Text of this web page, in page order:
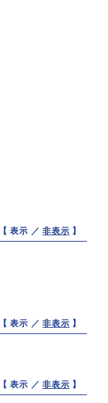
【 表示 ／非表示 】
【 表示 ／非表示 】
【 表示 ／非表示 】